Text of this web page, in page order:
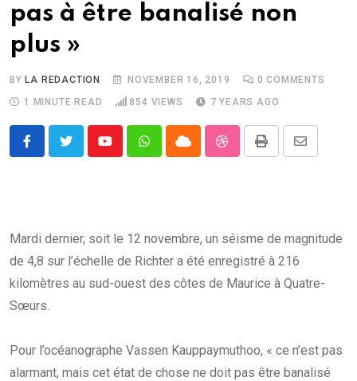
pas à être banalisé non
plus »
BYLA REDACTION NOVEMBER 16, 2019 0 COMMENTS
1 MINUTE READ
854 VIEWS 7 YEARS AGO
YoutubeWhatsappCloud StumbleUpon
Print
Share
Mardi dernier, soit le 12 novembre, un séisme de magnitude
de 4,8 sur l’échelle de Richter a été enregistré à 216
kilomètres au sud-ouest des côtes de Maurice à Quatre-
Sœurs.
Pour l’océanographe Vassen Kauppaymuthoo, « ce n’est pas
alarmant, mais cet état de chose ne doit pas être banalisé